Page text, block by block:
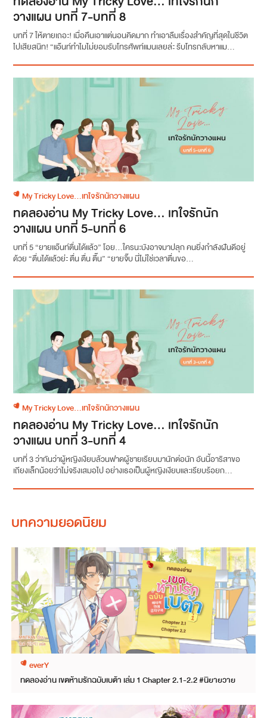
วางแผน บทที่ 7-บทที่ 8
บทที่ 7 ให้ตายเถอะ! เมื่อคืนเอาแต่นอนคิดมาก ทำเอาลืมเรื่องสำคัญที่สุดในชีวิต
ไปเสียสนิท! “แอ๊นท์ทำไมไม่ยอมรับโทรศัพท์แมนเลยล่ะ รีบโทรกลับหาแม...
My Tricky Love...เทใจรักนักวางแผน
ทดลองอ่าน My Tricky Love… เทใจรักนัก
วางแผน บทที่ 5-บทที่ 6
บทที่ 5 “ยายแอ๊นท์ตื่นได้แล้ว” โอย...ใครนะบังอาจมาปลุก คนยิ่งกำลังฝันดีอยู่
ด้วย “ตื่นได้แล้วย่ะ ตื่น ตื่น ตื๊น” “ยายจิ๊บ นี่ไม่ใช่เวลาตื่นขอ...
My Tricky Love...เทใจรักนักวางแผน
ทดลองอ่าน My Tricky Love… เทใจรักนัก
วางแผน บทที่ 3-บทที่ 4
บทที่ 3 ว่ากันว่าผู้หญิงเงียบล้วนฟาดผู้ชายเรียบมานักต่อนัก อันนี้อาริสาขอ
เถียงเล็กน้อยว่าไม่จริงเสมอไป อย่างเธอเป็นผู้หญิงเงียบและเรียบร้อยก...
บทความยอดนิยม
everY
ทดลองอ่าน เขตห้ามรักฉบับเบต้า เล่ม 1 Chapter 2.1-2.2 #นิยายวาย